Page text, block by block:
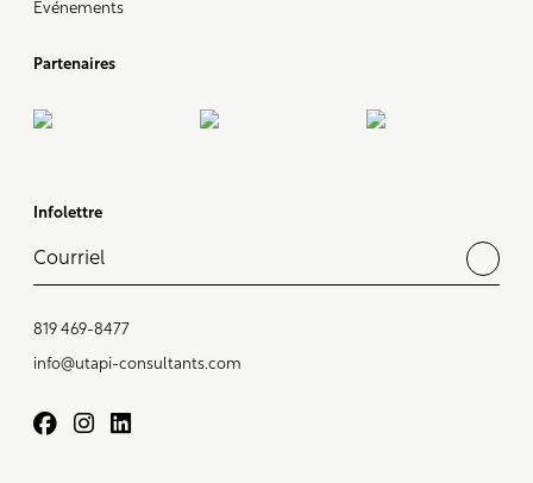
Événements
Partenaires
Infolettre
819 469-8477
info@utapi-consultants.com